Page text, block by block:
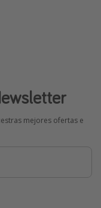
mejores ofertas e